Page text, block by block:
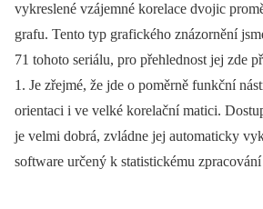
vykreslené vzájemné korelace dvojic
grafu. Tento typ grafického znázornění
71 tohoto seriálu, pro přehlednost jej zde
1. Je zřejmé, že jde o poměrně funkční
orientaci i ve velké korelační matici.
je velmi dobrá, zvládne jej automaticky
software určený k statistickému zpracování